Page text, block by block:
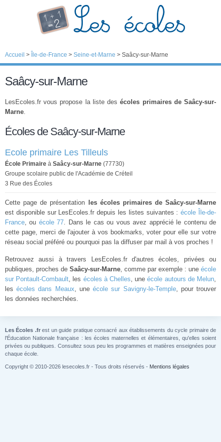
Accueil > Île-de-France > Seine-et-Marne > Saâcy-sur-Marne
Saâcy-sur-Marne
LesEcoles.fr vous propose la liste desécoles primaires de Saâcy-sur-
Marne.
Écoles de Saâcy-sur-Marne
Ecole primaire Les Tilleuls
École Primaire à Saâcy-sur-Marne (77730)
Groupe scolaire public de l'Académie de Créteil
3 Rue des Écoles
Cette page de présentation
les écoles primaires de Saâcy-sur-Marne
est disponible sur LesEcoles.fr depuis les listes suivantes :école Île-de-
France, ou école 77. Dans le cas ou vous avez apprécié le contenu de
cette page, merci de l'ajouter à vos bookmarks, voter pour elle sur votre
réseau social préféré ou pourquoi pas la diffuser par mail à vos proches !
Retrouvez aussi à travers LesEcoles.fr d'autres écoles, privées ou
publiques, proches de Saâcy-sur-Marne, comme par exemple : une école
sur Pontault-Combault, les écoles à Chelles, uneécole autours de Melun,
lesécoles dans Meaux, uneécole sur Savigny-le-Temple, pour trouver
les données recherchées.
Les Écoles .frest un guide pratique consacré aux établissements du cycle primaire de
l'Éducation Nationale française : les écoles maternelles et élémentaires, qu'elles soient
privées ou publiques. Consultez sous peu les programmes et matières enseignées pour
chaque école.
Copyright © 2010-2026 lesecoles.fr - Tous droits réservés - Mentions légales